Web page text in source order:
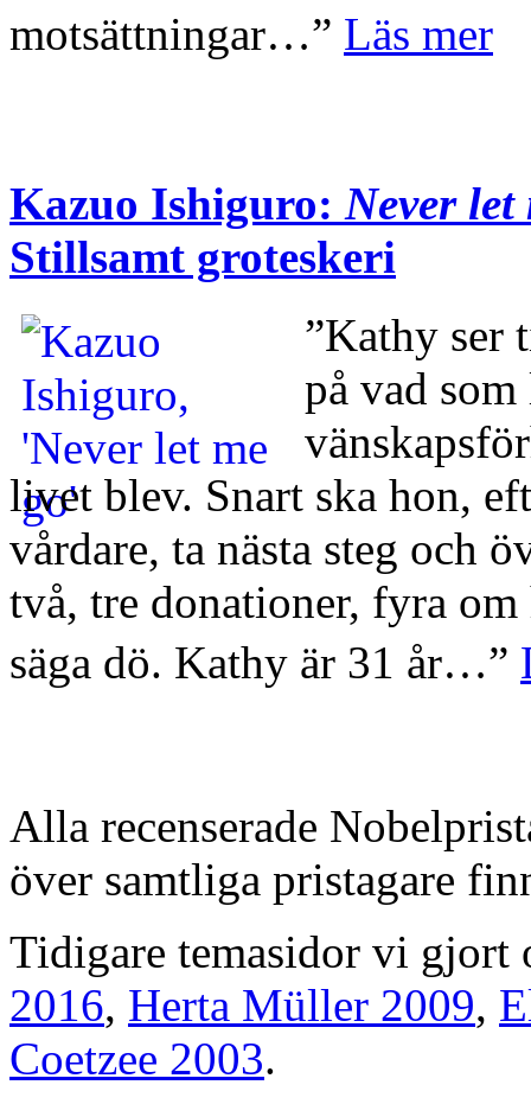
motsättningar…” Läs mer
Kazuo Ishiguro: Never let
Stillsamt groteskeri
”Kathy ser
på vad
livet blev. Snart ska hon,
vårdare, ta nästa steg och
två, tre donationer, fyra
säga dö. Kathy är 31 år…”
Alla recenserade
över samtliga pristagare
Tidigare temasidor vi gjort
2016, Herta Müller 2009,
Coetzee 2003.